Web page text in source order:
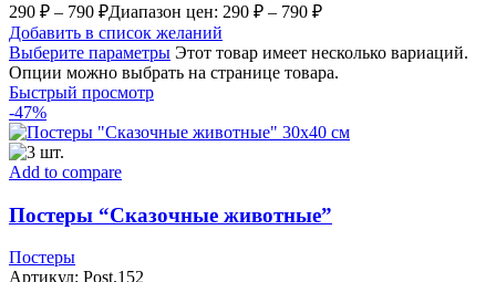
290 ₽ – 790 ₽Диапазон цен: 290 ₽ – 790 ₽
Добавить в список желаний
Выберите параметры Этот товар имеет несколько вариаций.
Опции можно выбрать на странице товара.
Быстрый просмотр
-47%
Add to compare
Постеры “Сказочные животные”
Постеры
Артикул: Post.152